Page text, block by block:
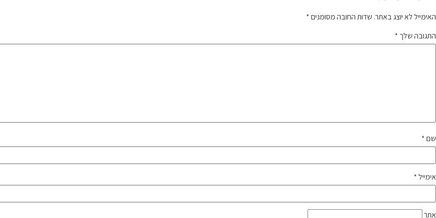
האימייל לא יוצג באתר. שדות החובה מסומנים*
התגובה שלך *
שם*
אימייל*
אתר